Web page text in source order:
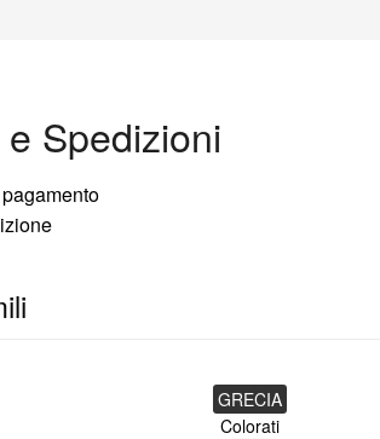
Spedizioni
GRECIA
Colorati